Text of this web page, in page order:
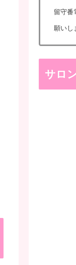
留守番
願いし
サロ